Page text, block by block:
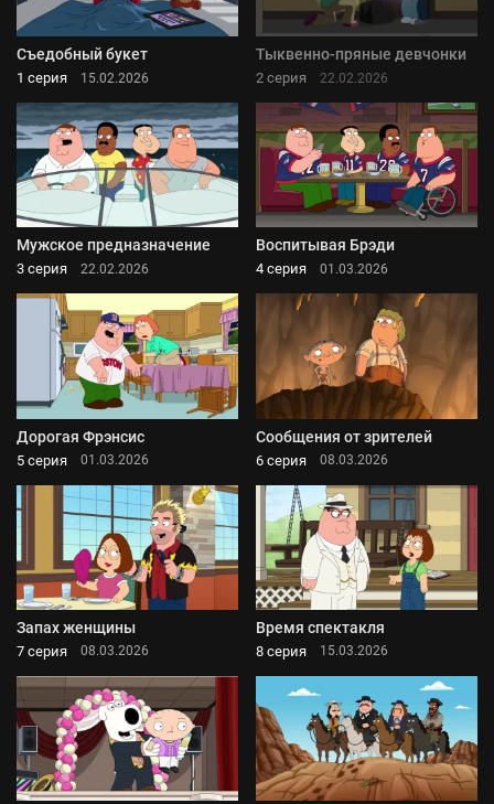
Съедобный букет
1 серия 15.02.2026
Тыквенно-пряные девчонки
2 серия 22.02.2026
Мужское предназначение
3 серия 22.02.2026
Воспитывая Брэди
4 серия 01.03.2026
Дорогая Фрэнсис
5 серия 01.03.2026
Сообщения от зрителей
6 серия 08.03.2026
Запах женщины
7 серия 08.03.2026
Время спектакля
8 серия 15.03.2026